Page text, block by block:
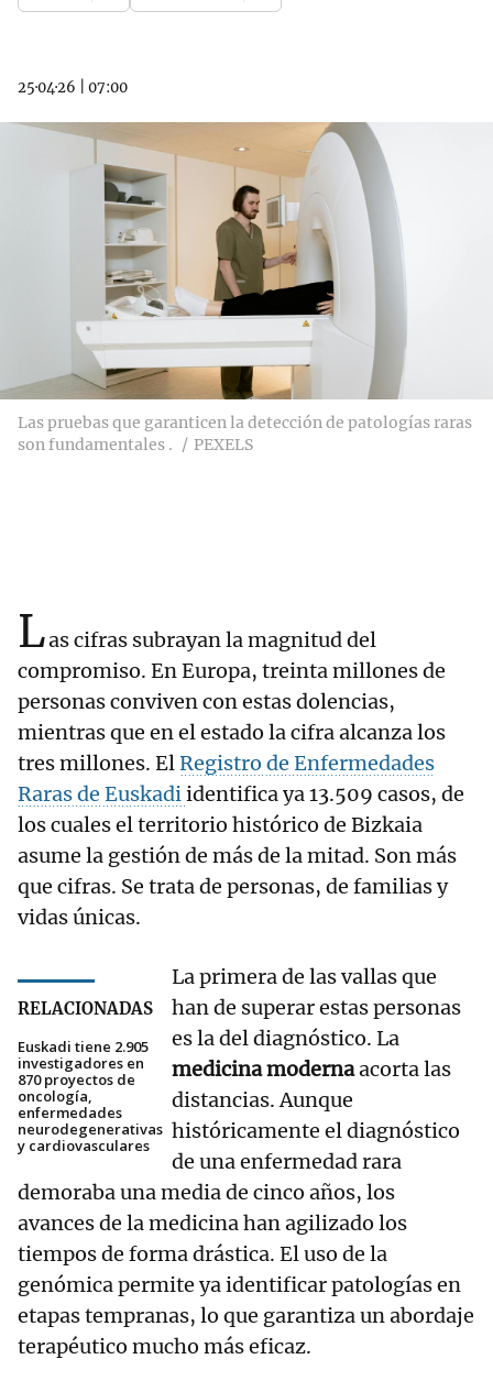
25·04·26 07:00
Las pruebas que garanticen la detección de patologías raras
son fundamentales .
PEXELS
Las cifras subrayan la magnitud del
compromiso. En Europa, treinta millones de
personas conviven con estas dolencias,
mientras que en el estado la cifra alcanza los
tres millones. ElRegistro de Enfermedades
Raras de Euskadiidentifica ya 13.509 casos, de
los cuales el territorio histórico de Bizkaia
asume la gestión de más de la mitad. Son más
que cifras. Se trata de personas, de familias y
vidas únicas.
RELACIONADAS
Euskadi tiene 2.905
investigadores en
870 proyectos de
oncología,
enfermedades
neurodegenerativas
y cardiovasculares
La primera de las vallas que
han de superar estas personas
es la del diagnóstico. La
medicina modernaacorta las
distancias. Aunque
históricamente el diagnóstico
de una enfermedad rara
demoraba una media de cinco años, los
avances de la medicina han agilizado los
tiempos de forma drástica. El uso de la
genómica permite ya identificar patologías en
etapas tempranas, lo que garantiza un abordaje
terapéutico mucho más eficaz.